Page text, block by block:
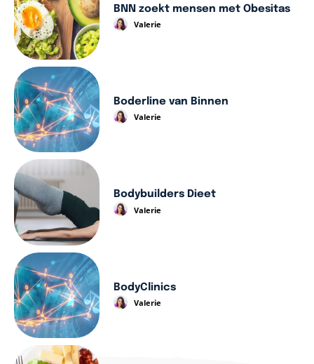
BNN zoekt mensen met Obesitas
Valerie
Boderline van Binnen
Valerie
Bodybuilders Dieet
Valerie
BodyClinics
Valerie